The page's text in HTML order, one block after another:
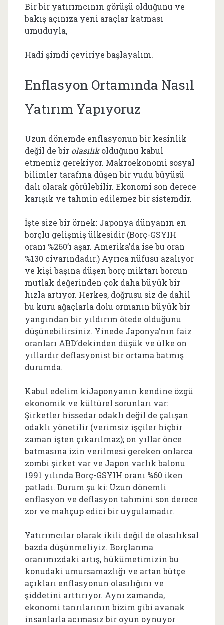
Bir bir yatırımcının görüşü olduğunu ve
bakış açınıza yeni araçlar katması
umuduyla,
Hadi şimdi çeviriye başlayalım.
Enflasyon Ortamında Nasıl
Yatırım Yapıyoruz
Uzun dönemde enflasyonun bir kesinlik
değil de bir olasılıkolduğunu kabul
etmemiz gerekiyor. Makroekonomi sosyal
bilimler tarafına düşen bir vudu büyüsü
dalı olarak görülebilir. Ekonomi son derece
karışık ve tahmin edilemez bir sistemdir.
İşte size bir örnek: Japonya dünyanın en
borçlu gelişmiş ülkesidir (Borç-GSYIH
oranı %260’ı aşar. Amerika’da ise bu oran
%130 civarındadır.) Ayrıca nüfusu azalıyor
ve kişi başına düşen borç miktarı borcun
mutlak değerinden çok daha büyük bir
hızla artıyor. Herkes, doğrusu siz de dahil
bu kuru ağaçlarla dolu ormanın büyük bir
yangından bir yıldırım ötede olduğunu
düşünebilirsiniz. Yinede Japonya’nın faiz
oranları ABD’dekinden düşük ve ülke on
yıllardır deflasyonist bir ortama batmış
durumda.
Kabul edelim kiJaponyanın kendine özgü
ekonomik ve kültürel sorunları var:
Şirketler hissedar odaklı değil de çalışan
odaklı yönetilir (verimsiz işçiler hiçbir
zaman işten çıkarılmaz); on yıllar önce
batmasına izin verilmesi gereken onlarca
zombi şirket var ve Japon varlık balonu
1991 yılında Borç-GSYIH oranı %60 iken
patladı. Durum şu ki: Uzun dönemli
enflasyon ve deflasyon tahmini son derece
zor ve mahçup edici bir uygulamadır.
Yatırımcılar olarak ikili değil de olasılıksal
bazda düşünmeliyiz. Borçlanma
oranımızdaki artış, hükümetimizin bu
konudaki umursamazlığı ve artan bütçe
açıkları enflasyonun olasılığını ve
şiddetini arttırıyor. Aynı zamanda,
ekonomi tanrılarının bizim gibi avanak
insanlarla acımasız bir oyun oynuyor